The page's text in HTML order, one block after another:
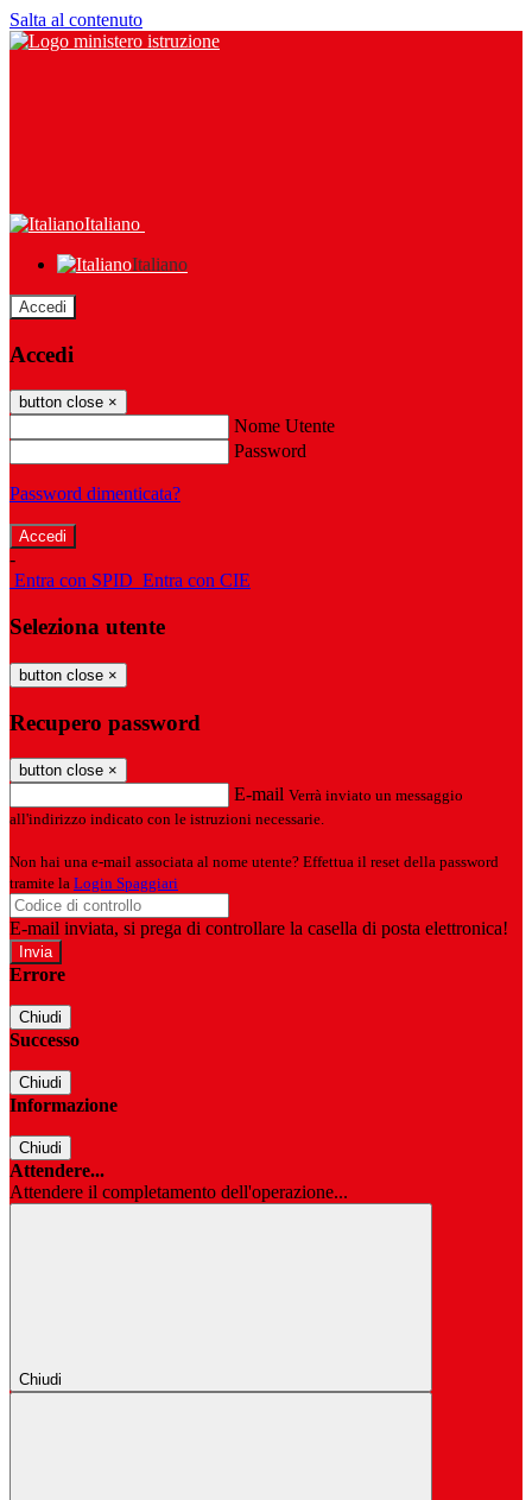
Salta al contenuto
Italiano
Italiano
Accedi
Accedi
button close ×
Nome Utente
Password
Password dimenticata?
-
Entra con SPID Entra con CIE
Seleziona utente
button close ×
Recupero password
button close ×
E-mail Verrà inviato un messaggio
all'indirizzo indicato con le istruzioni necessarie.
Non hai una e-mail associata al nome utente? Effettua il reset della password
tramite la Login Spaggiari
E-mail inviata, si prega di controllare la casella di posta elettronica!
Errore
Chiudi
Successo
Chiudi
Informazione
Chiudi
Attendere...
Attendere il completamento dell'operazione...
Chiudi